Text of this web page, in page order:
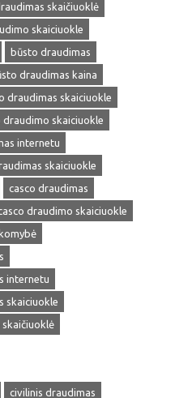
skaičiuoklė
skaiciuokle
būsto draudimas
draudimas kaina
draudimas skaiciuokle
draudimo skaiciuokle
internetu
skaiciuokle
casco draudimas
draudimo skaiciuokle
internetu
skaiciuokle
civilinis draudimas